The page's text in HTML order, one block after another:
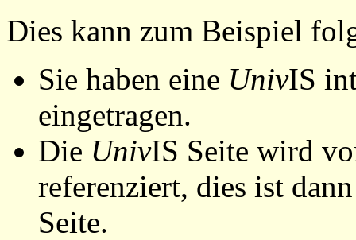
Dies kann zum Beispiel
Sie haben eine UnivIS
eingetragen.
Die UnivIS Seite wird
referenziert, dies ist
Seite.